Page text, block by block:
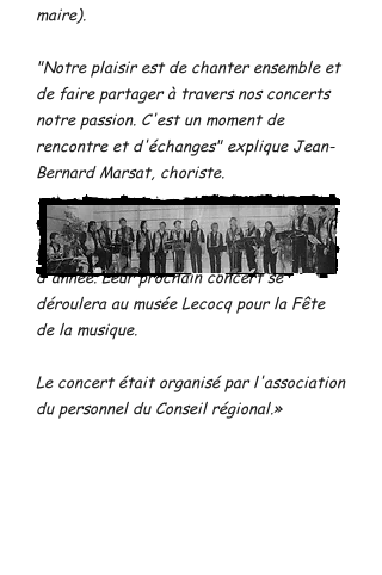
maire).
"Notre plaisir est de chanter ensemble et
de faire partager à travers nos concerts
notre passion. C'est un moment de
rencontre et d'échanges" explique Jean-
Bernard Marsat, choriste.
Ce groupe a été créé voici une douzaine
d'années, un CD devrait sortir en fin
d'année. Leur prochain concert se
déroulera au musée Lecocq pour la Fête
de la musique.
Le concert était organisé par l'association
du personnel du Conseil régional.»